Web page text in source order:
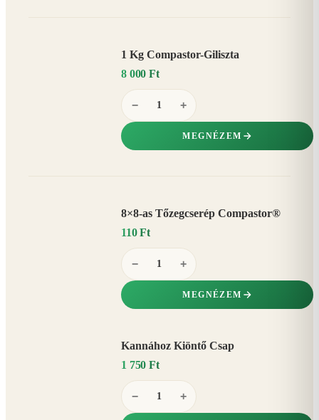
1 Kg Compastor-Giliszta
8 000 Ft
− +
MEGNÉZEM
8×8-as Tőzegcserép Compastor®
110 Ft
− +
MEGNÉZEM
Kannához Kiöntő Csap
1 750 Ft
− +